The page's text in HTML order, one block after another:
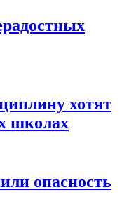
хотят
школах
опасность